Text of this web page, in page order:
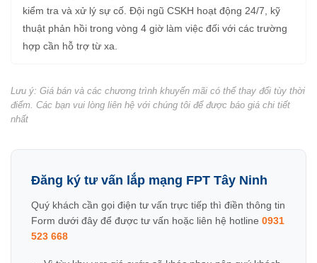
kiểm tra và xử lý sự cố. Đội ngũ CSKH hoạt động 24/7, kỹ
thuật phản hồi trong vòng 4 giờ làm việc đối với các trường
hợp cần hỗ trợ từ xa.
Lưu ý: Giá bán và các chương trình khuyến mãi có thể thay đổi tùy thời
điểm. Các bạn vui lòng liên hệ với chúng tôi để được báo giá chi tiết
nhất
Đăng ký tư vấn lắp mạng FPT Tây Ninh
Quý khách cần gọi điện tư vấn trực tiếp thì điền thông tin
Form dưới đây để được tư vấn hoặc liên hệ hotline 0931
523 668